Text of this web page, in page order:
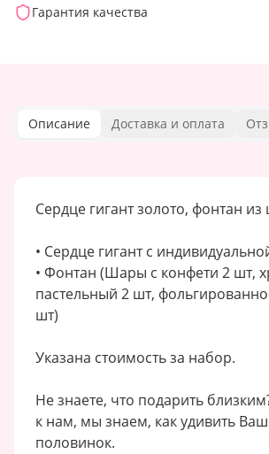
Гарантия качества
Описание Доставка и оплата
Сердце гигант золото, фонтан
• Сердце гигант с
• Фонтан (Шары с конфети 2 шт,
пастельный 2 шт,
шт)
Указана стоимость за набор.
Не знаете, что подарить
к нам, мы знаем, как удивить
половинок.